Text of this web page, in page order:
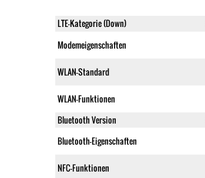
LTE-Kategorie (Down)
Modemeigenschaften
WLAN-Standard
WLAN-Funktionen
Bluetooth Version
Bluetooth-Eigenschaften
NFC-Funktionen